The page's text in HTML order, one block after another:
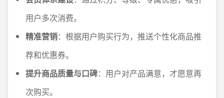
用户多次消费。
精准营销：根据用户购买行为，推送个性化商品推
荐和优惠券。
提升商品质量与口碑：用户对产品满意，才愿意再
次购买。